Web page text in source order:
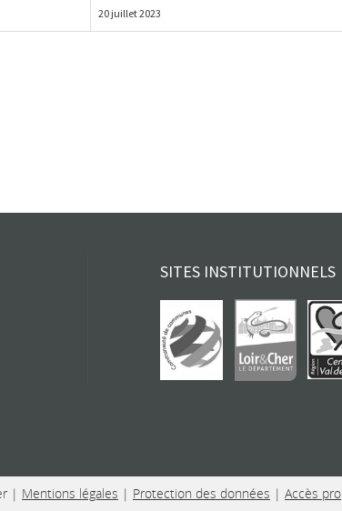
20 juillet 2023
SITES INSTITUTIONNELS
| Mentions légales | Protection des données | Accès pro